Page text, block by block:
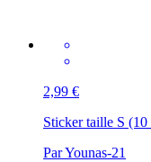
2,99 €
Sticker taille S
Par Younas-21